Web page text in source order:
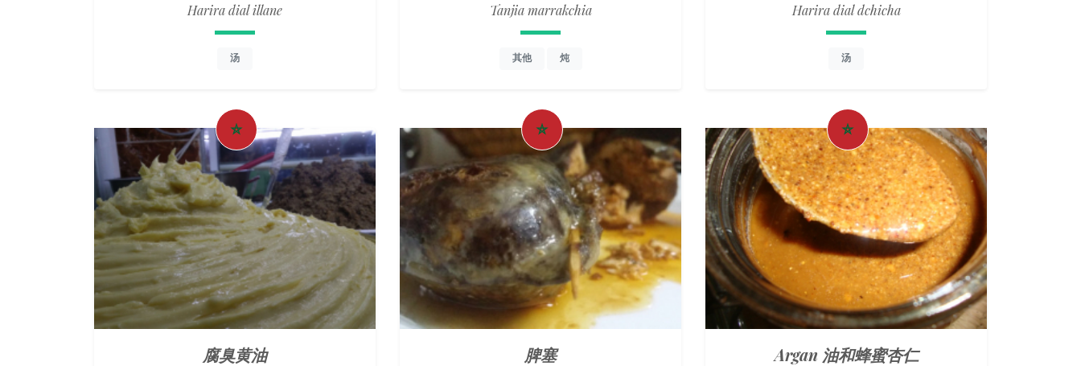
Harira dial illane
汤
Tanjia marrakchia
其他 炖
Harira dial dchicha
汤
腐臭黄油 脾塞 Argan 油和蜂蜜杏仁